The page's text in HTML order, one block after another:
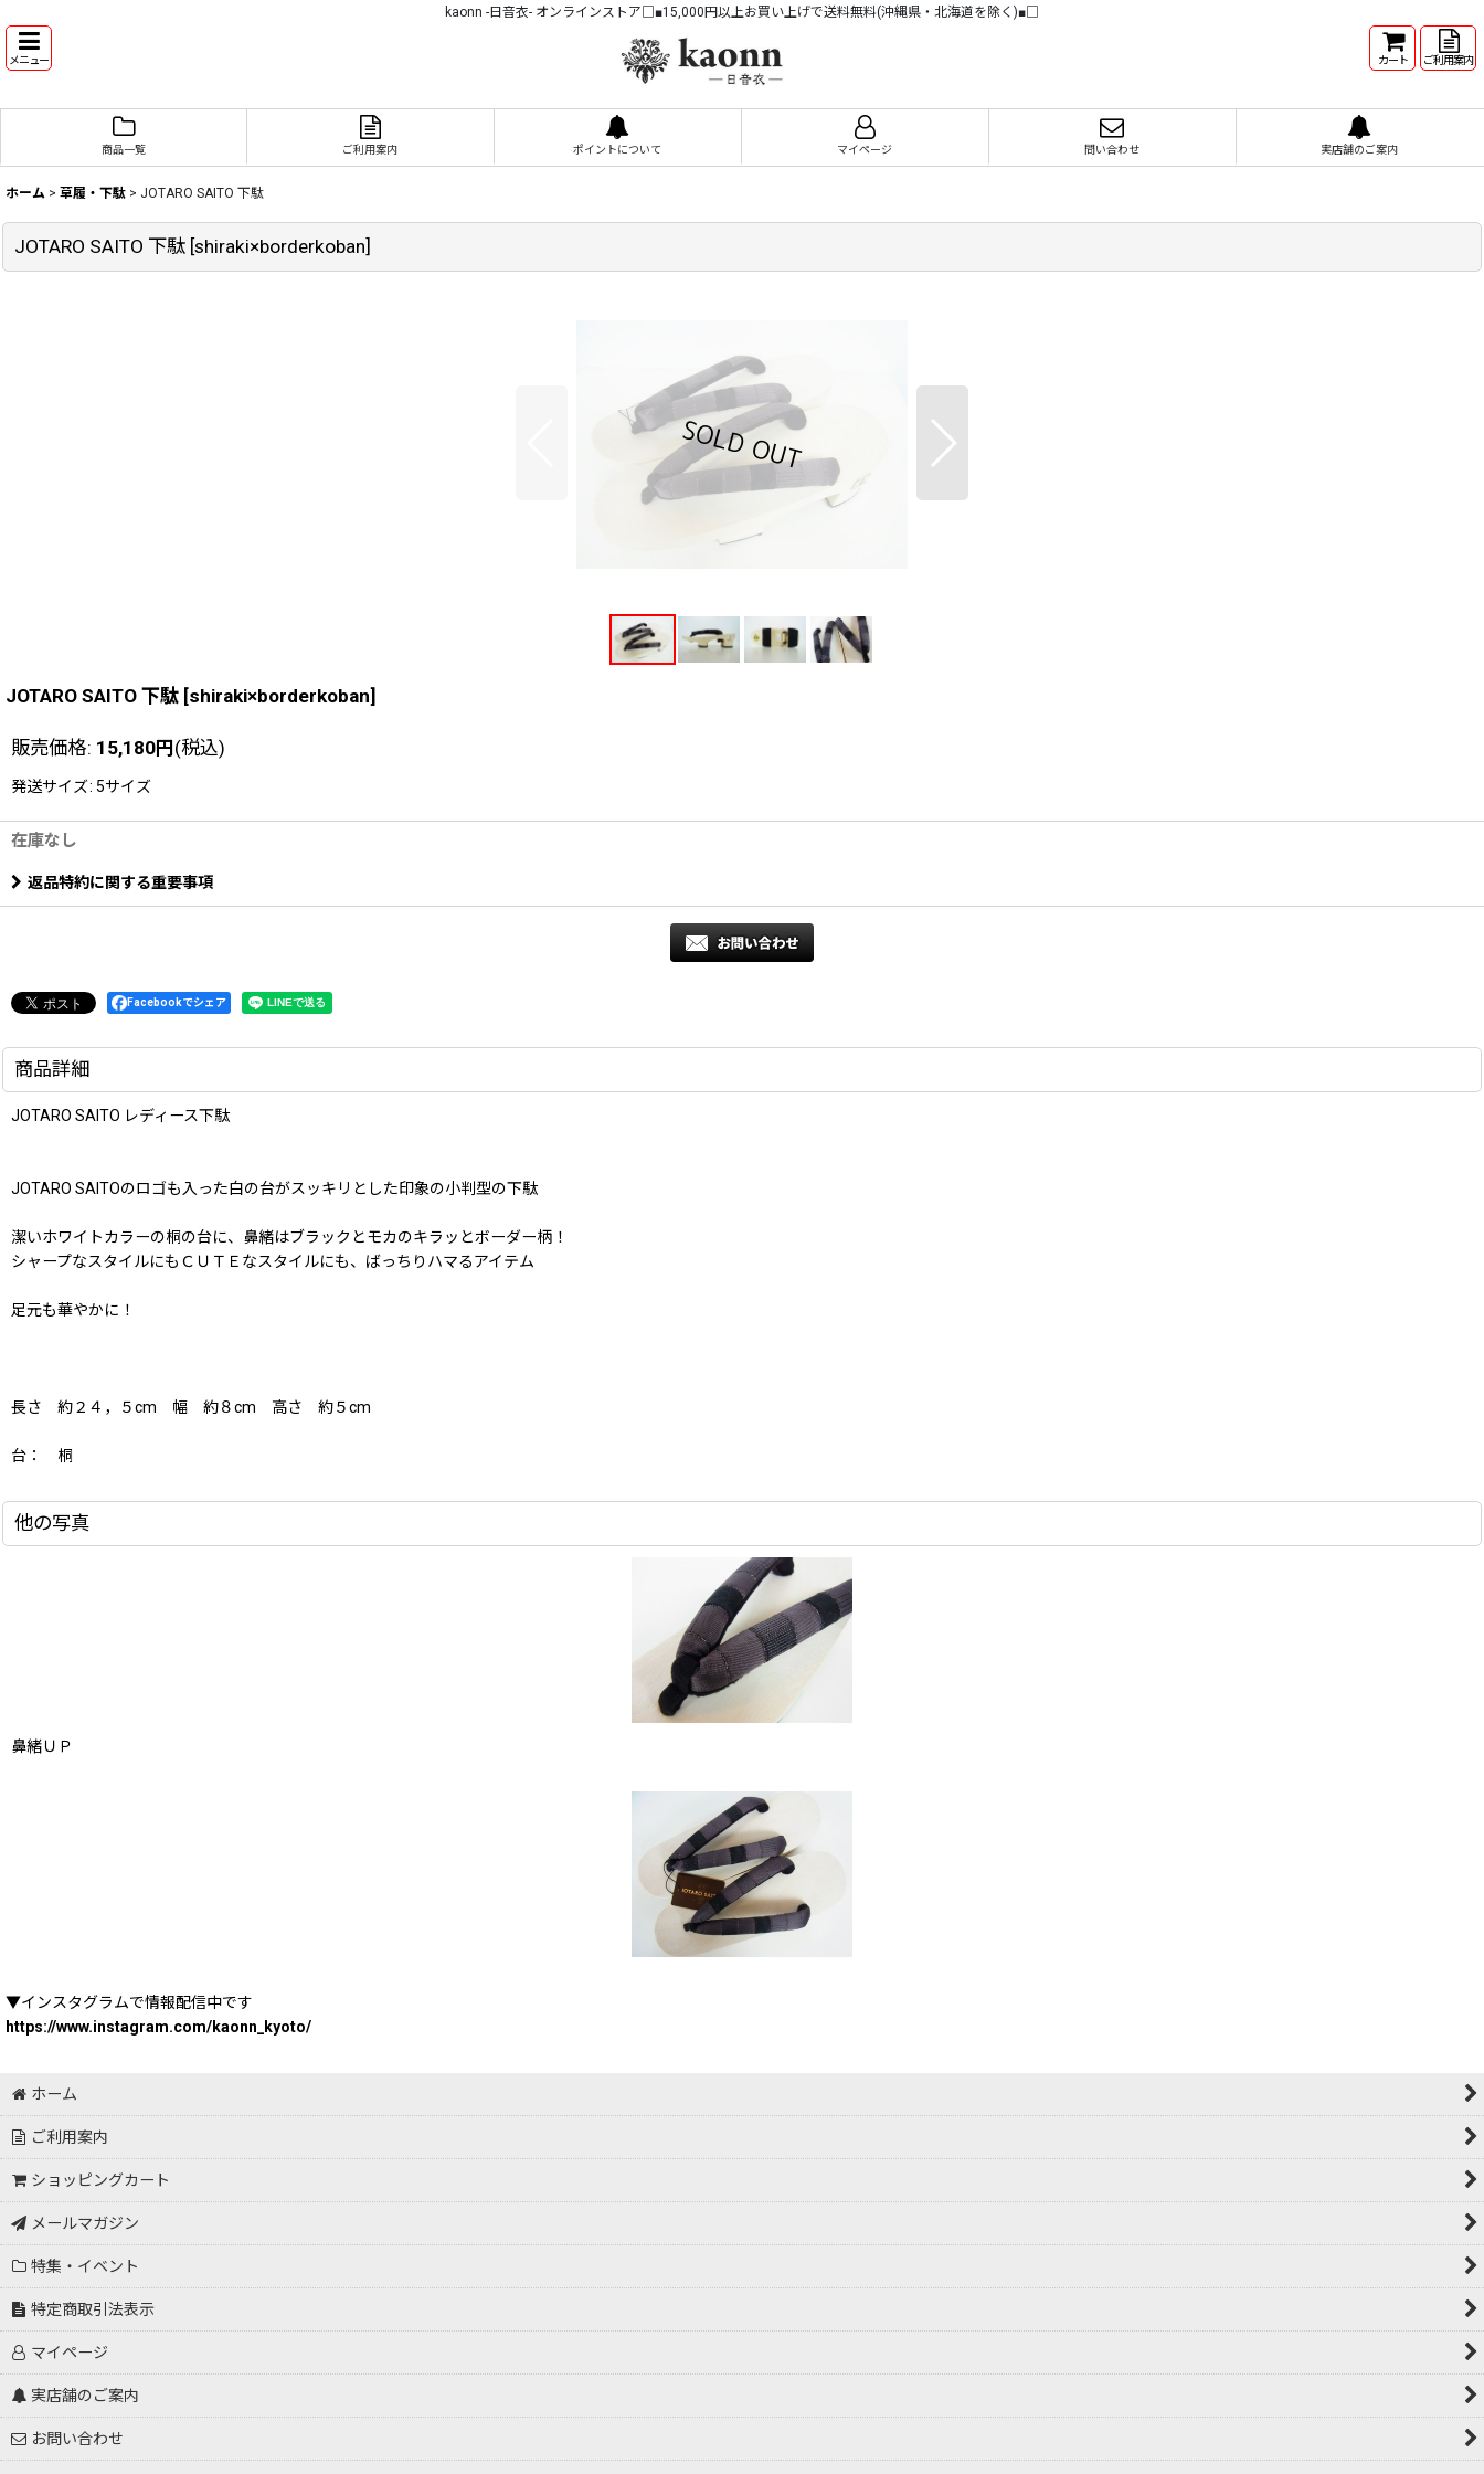
kaonn -日音衣- オンラインストア□■15,000円以上お買い上げで送料無料(沖縄県・北海道を除く)■□
メニュー カート ご利用案内
商品一覧 ご利用案内 ポイントについて マイページ 問い合わせ 実店舗のご案内
ホーム > 草履・下駄 > JOTARO SAITO 下駄
JOTARO SAITO 下駄 [shiraki×borderkoban]
JOTARO SAITO 下駄 [shiraki×borderkoban]
販売価格: 15,180円(税込)
発送サイズ: 5サイズ
在庫なし
返品特約に関する重要事項
Facebookでシェア
商品詳細
JOTARO SAITO レディース下駄
JOTARO SAITOのロゴも入った白の台がスッキリとした印象の小判型の下駄
潔いホワイトカラーの桐の台に、鼻緒はブラックとモカのキラッとボーダー柄！
シャープなスタイルにもＣＵＴＥなスタイルにも、ばっちりハマるアイテム
足元も華やかに！
長さ 約２４，５cm 幅 約８cm 高さ 約５cm
台： 桐
他の写真
鼻緒ＵＰ
▼インスタグラムで情報配信中です
https://www.instagram.com/kaonn_kyoto/
ホーム
ご利用案内
ショッピングカート
メールマガジン
特集・イベント
特定商取引法表示
マイページ
実店舗のご案内
お問い合わせ